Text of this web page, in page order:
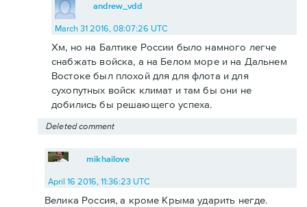
andrew_vdd
March 31 2016, 08:07:26 UTC
Хм, но на Балтике России было намного легче
снабжать войска, а на Белом море и на Дальнем
Востоке был плохой для для флота и для
сухопутных войск климат и там бы они не
добились бы решающего успеха.
Deleted comment
mikhailove
April 16 2016, 11:36:23 UTC
Велика Россия, а кроме Крыма ударить негде.